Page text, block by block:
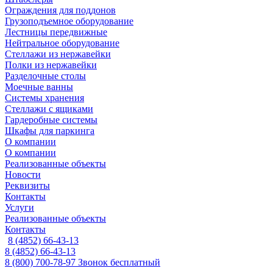
Ограждения для поддонов
Грузоподъемное оборудование
Лестницы передвижные
Нейтральное оборудование
Стеллажи из нержавейки
Полки из нержавейки
Разделочные столы
Моечные ванны
Системы хранения
Стеллажи с ящиками
Гардеробные системы
Шкафы для паркинга
О компании
О компании
Реализованные объекты
Новости
Реквизиты
Контакты
Услуги
Реализованные объекты
Контакты
8 (4852) 66-43-13
8 (4852) 66-43-13
8 (800) 700-78-97 Звонок бесплатный